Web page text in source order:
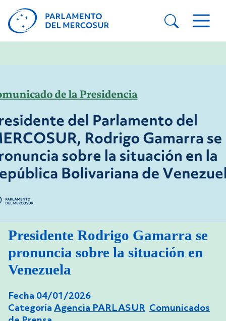
Presidente Rodrigo Gamarra se
pronuncia sobre la situación en
Venezuela
Fecha 04/01/2026
Categoría Agencia PARLASUR Comunicados